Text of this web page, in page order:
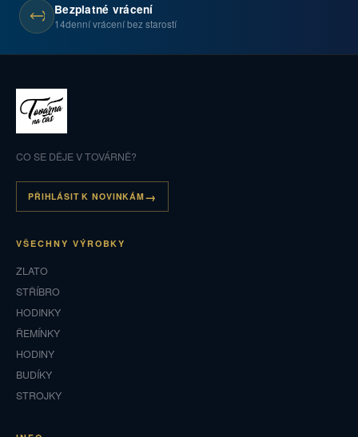
Bezplatné vrácení
14denní vrácení bez starostí
CO SE DĚJE V TOVÁRNĚ?
PŘIHLÁSIT K NOVINKÁM
VŠECHNY VÝROBKY
ZLATO
STŘÍBRO
HODINKY
ŘEMÍNKY
HODINY
BUDÍKY
STROJKY